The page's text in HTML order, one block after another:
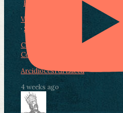
Photo
View on Facebook
· Share
Condividi su Facebook
Condividi su LinkedIn
Arcidiocesi di Lucca
4 weeks ago